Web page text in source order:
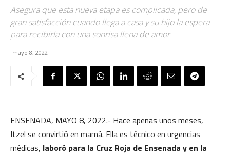
Asegura que esta nueva etapa es complicada, pero de
gran satisfacción cuando llega a casa y su hijo la espera
para recibirla con una sonrisa llena de amor
mayo 8, 2022
ENSENADA, MAYO 8, 2022.- Hace apenas unos meses,
Itzel se convirtió en mamá. Ella es técnico en urgencias
médicas, laboró para la Cruz Roja de Ensenada y en la